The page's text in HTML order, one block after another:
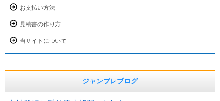
お支払い方法
見積書の作り方
当サイトについて
ジャンブレブログ